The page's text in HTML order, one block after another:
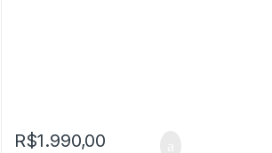
R$1.990,00